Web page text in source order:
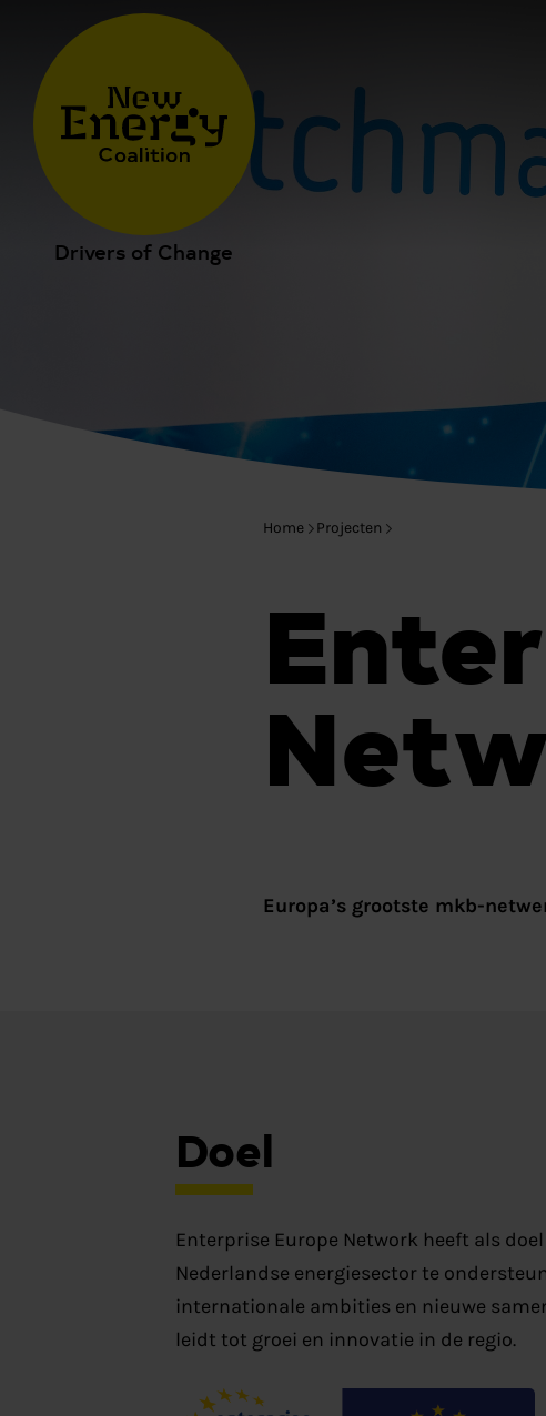
Drivers of Change
Home Projecten
Europa’s grootste mkb-
Doel
Enterprise Europe Network heeft als
Nederlandse energiesector te
internationale ambities en nieuwe
leidt tot groei en innovatie in de regio.